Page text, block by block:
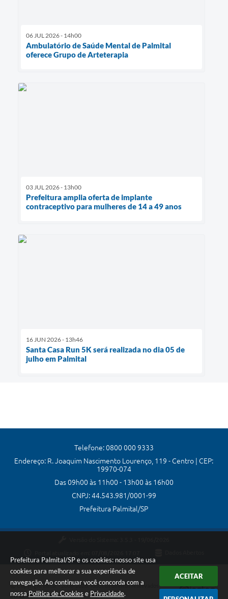
Prefeitura Palmital/SP e os cookies: nosso site usa
cookies para melhorar a sua experiência de
navegação. Ao continuar você concorda com a
nossa Política de Cookies e Privacidade.
ACEITAR
06 JUL 2026 - 14h00
Ambulatório de Saúde Mental de Palmital
oferece Grupo de Arteterapia
03 JUL 2026 - 13h00
Prefeitura amplia oferta de implante
contraceptivo para mulheres de 14 a 49 anos
16 JUN 2026 - 13h46
Santa Casa Run 5K será realizada no dia 05 de
julho em Palmital
Telefone: 0800 000 9333
Endereço: R. Joaquim Nascimento Lourenço, 119 - Centro | CEP:
19970-074
Das 09h00 às 11h00 - 13h00 às 16h00
CNPJ: 44.543.981/0001-99
Prefeitura Palmital/SP
Copyright Instar - 2006-2026. Todos os direitos reservados -
Instar Tecnologia